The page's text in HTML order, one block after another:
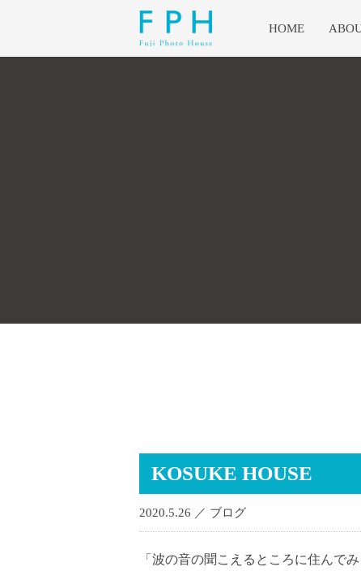
HOME
KOSUKE HOUSE
2020.5.26 ／ ブログ
「波の音の聞こえるところに住んで